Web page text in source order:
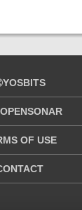
YOSBITS
OF USE